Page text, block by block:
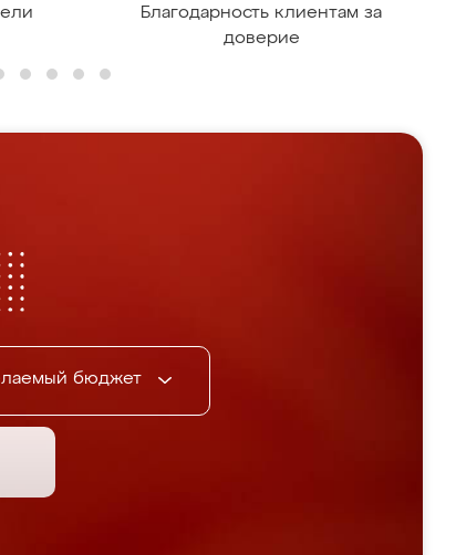
Благодарность клиентам за
доверие
бюджет